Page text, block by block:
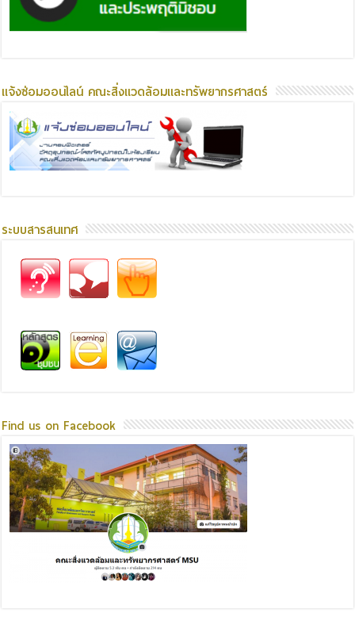
แจ้งซ่อมออนไลน์ คณะสิ่งแวดล้อมและทรัพยากรศาสตร์
ระบบสารสนเทศ
Find us on Facebook